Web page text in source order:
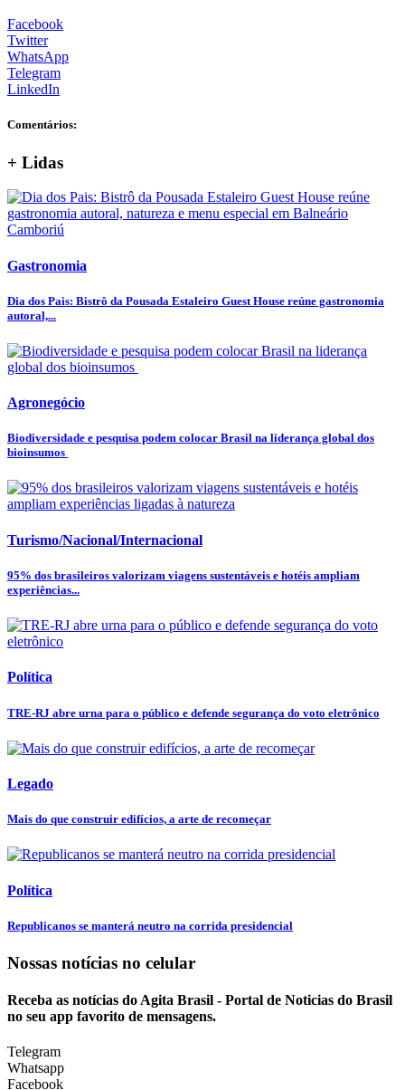
Facebook
Twitter
WhatsApp
Telegram
LinkedIn
Comentários:
+ Lidas
Gastronomia
Dia dos Pais: Bistrô da Pousada Estaleiro Guest House reúne gastronomia
autoral,...
Agronegócio
Biodiversidade e pesquisa podem colocar Brasil na liderança global dos
bioinsumos
Turismo/Nacional/Internacional
95% dos brasileiros valorizam viagens sustentáveis e hotéis ampliam
experiências...
Política
TRE-RJ abre urna para o público e defende segurança do voto eletrônico
Legado
Mais do que construir edifícios, a arte de recomeçar
Política
Republicanos se manterá neutro na corrida presidencial
Nossas notícias no celular
Receba as notícias do Agita Brasil - Portal de Noticias do Brasil
no seu app favorito de mensagens.
Telegram
Whatsapp
Facebook